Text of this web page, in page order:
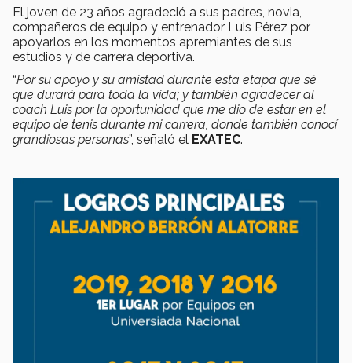
El joven de 23 años agradeció a sus padres, novia,
compañeros de equipo y entrenador Luis Pérez por
apoyarlos en los momentos apremiantes de sus
estudios y de carrera deportiva.
“Por su apoyo y su amistad durante esta etapa que sé
que durará para toda la vida; y también agradecer al
coach Luis por la oportunidad que me dio de estar en el
equipo de tenis durante mi carrera, donde también conocí
grandiosas personas”, señaló el EXATEC.